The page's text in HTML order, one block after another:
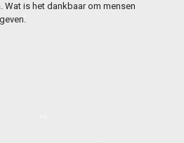
is het dankbaar om mensen